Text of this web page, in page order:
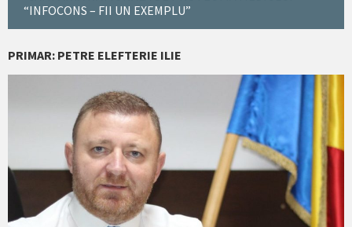
“INFOCONS – FII UN EXEMPLU”
PRIMAR: PETRE ELEFTERIE ILIE